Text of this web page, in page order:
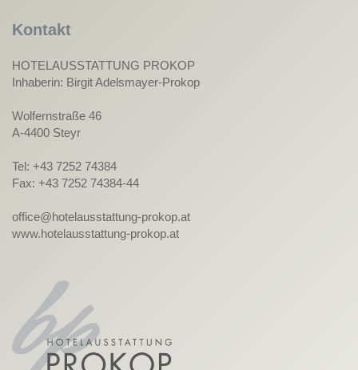
Kontakt
HOTELAUSSTATTUNG PROKOP
Inhaberin: Birgit Adelsmayer-Prokop
Wolfernstraße 46
A-4400 Steyr
Tel: +43 7252 74384
Fax: +43 7252 74384-44
office@hotelausstattung-prokop.at
www.hotelausstattung-prokop.at